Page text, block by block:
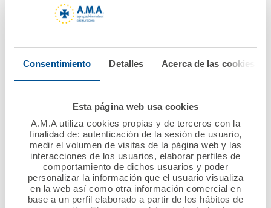
Consentimiento Detalles Acerca de las cookies
Esta página web usa cookies
A.M.A utiliza cookies propias y de terceros con la
finalidad de: autenticación de la sesión de usuario,
medir el volumen de visitas de la página web y las
interacciones de los usuarios, elaborar perfiles de
comportamiento de dichos usuarios y poder
personalizar la información que el usuario visualiza
en la web así como otra información comercial en
base a un perfil elaborado a partir de los hábitos de
CPIFP AYNADAMAR EN
GRANADA
póliza colectiva de
Vida con el Colegio de
Optometristas de
Murcia
Ver noticia